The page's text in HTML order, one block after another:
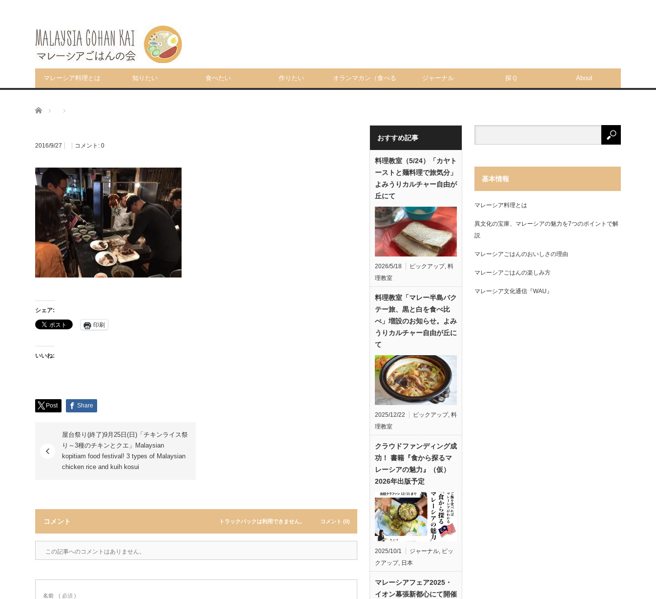
マレーシア料理とは 知りたい 食べたい 作りたい オランマカン（食べる ジャーナル 探Ｑ About
ホーム
2016/9/27 コメント: 0
シェア:
印刷
いいね:
Post Share
屋台祭り(終了)9月25日(日)「チキンライス祭
り～3種のチキンとクエ」Malaysian
kopitiam food festival! 3 types of Malaysian
chicken rice and kuih kosui
コメント トラックバックは利用できません。 コメント (0)
この記事へのコメントはありません。
名前 ( 必須 )
おすすめ記事
料理教室（5/24）「カヤト
ーストと麺料理で旅気分」
よみうりカルチャー自由が
丘にて
2026/5/18 ピックアップ, 料
理教室
料理教室「マレー半島バク
テー旅、黒と白を食べ比
べ」増設のお知らせ。よみ
うりカルチャー自由が丘に
て
2025/12/22 ピックアップ, 料
理教室
クラウドファンディング成
功！ 書籍『食から探るマ
レーシアの魅力』（仮）
2026年出版予定
2025/10/1 ジャーナル, ピッ
クアップ, 日本
マレーシアフェア2025・
イオン幕張新都心にて開催
基本情報
マレーシア料理とは
異文化の宝庫、マレーシアの魅力を7つのポイントで解
説
マレーシアごはんのおいしさの理由
マレーシアごはんの楽しみ方
マレーシア文化通信『WAU』